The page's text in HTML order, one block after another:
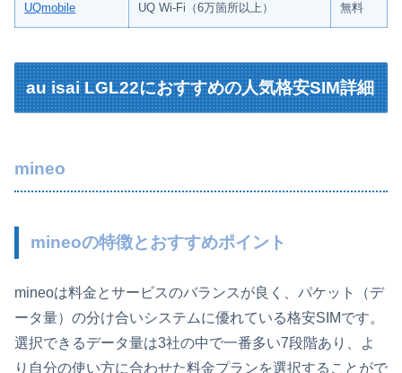
UQmobile UQ Wi-Fi（6万箇所以上） 無料
au isai LGL22におすすめの人気格安SIM詳細
mineo
mineoの特徴とおすすめポイント
mineoは料金とサービスのバランスが良く、パケット（デ
ータ量）の分け合いシステムに優れている格安SIMです。
選択できるデータ量は3社の中で一番多い7段階あり、よ
り自分の使い方に合わせた料金プランを選択することがで